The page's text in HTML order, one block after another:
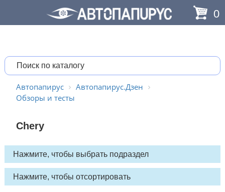
0
Автопапирус
Автопапирус.Дзен
Обзоры и тесты
Chery